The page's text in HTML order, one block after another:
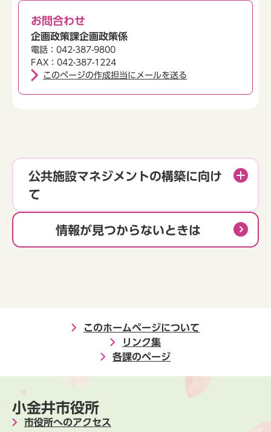
お問合わせ
企画政策課企画政策係
電話：042-387-9800
FAX：042-387-1224
このページの作成担当にメールを送る
公共施設マネジメントの構築に向け
て
情報が見つからないときは
このホームページについて
リンク集
各課のページ
小金井市役所
市役所へのアクセス